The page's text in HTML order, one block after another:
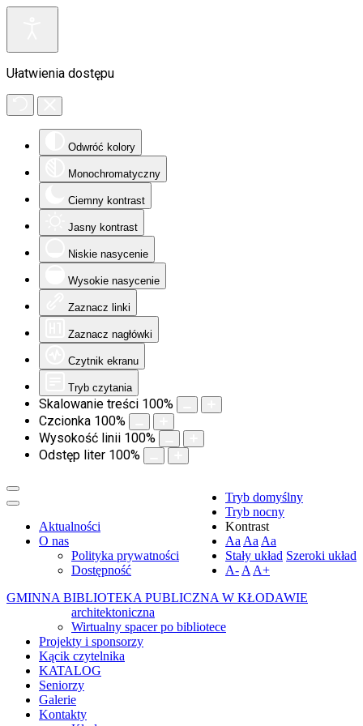
Ułatwienia dostępu
Odwróć kolory
Monochromatyczny
Ciemny kontrast
Jasny kontrast
Niskie nasycenie
Wysokie nasycenie
Zaznacz linki
Zaznacz nagłówki
Czytnik ekranu
Tryb czytania
Skalowanie treści 100%
Czcionka 100%
Wysokość linii 100%
Odstęp liter 100%
Tryb domyślny
Tryb nocny
Kontrast
Aa Aa Aa
Stały układ Szeroki układ
A- A A+
GMINNA BIBLIOTEKA PUBLICZNA W KŁODAWIE
Aktualności
O nas
Polityka prywatności
Dostępność
architektoniczna
Wirtualny spacer po bibliotece
Projekty i sponsorzy
Kącik czytelnika
KATALOG
Seniorzy
Galerie
Kontakty